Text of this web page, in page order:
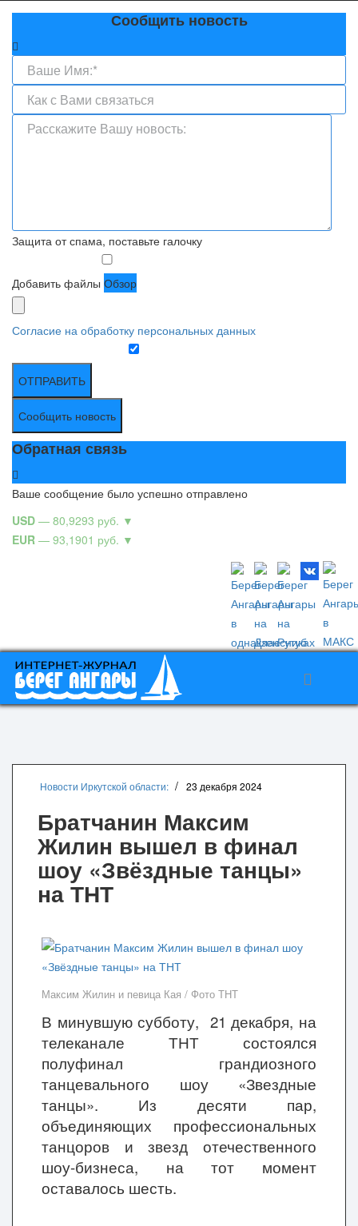
Сообщить новость
Защита от спама, поставьте галочку
Добавить файлы Обзор
Согласие на обработку персональных данных
ОТПРАВИТЬ
Сообщить новость
Обратная связь
Ваше сообщение было успешно отправлено
USD — 80,9293 руб. ▼
EUR — 93,1901 руб. ▼
Новости Иркутской области: 23 декабря 2024
Братчанин Максим
Жилин вышел в финал
шоу «Звёздные танцы»
на ТНТ
Максим Жилин и певица Кая / Фото ТНТ
В минувшую субботу, 21 декабря, на
телеканале ТНТ состоялся
полуфинал грандиозного
танцевального шоу «Звездные
танцы». Из десяти пар,
объединяющих профессиональных
танцоров и звезд отечественного
шоу-бизнеса, на тот момент
оставалось шесть.